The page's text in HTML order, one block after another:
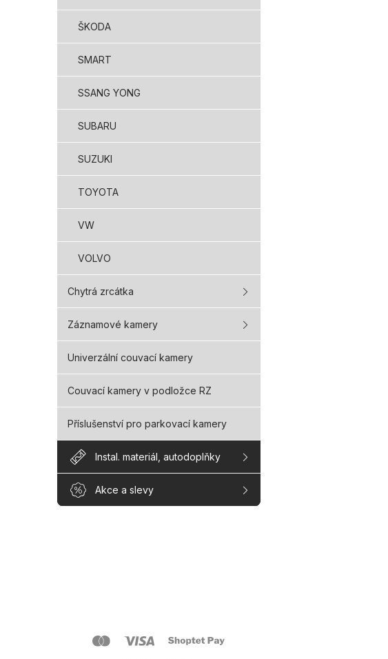
ŠKODA
SMART
SSANG YONG
SUBARU
SUZUKI
TOYOTA
VW
VOLVO
Chytrá zrcátka
Záznamové kamery
Univerzální couvací kamery
Couvací kamery v podložce RZ
Příslušenství pro parkovací kamery
Instal. materiál, autodoplňky
Akce a slevy